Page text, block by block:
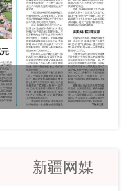
新疆网媒